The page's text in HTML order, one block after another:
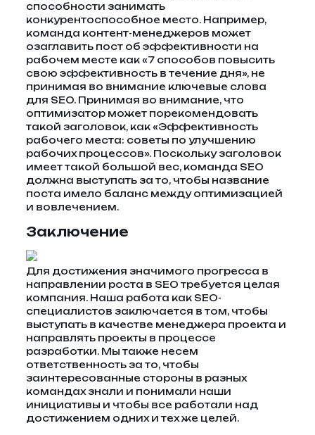
способности занимать
конкурентоспособное место. Например,
команда контент-менеджеров может
озаглавить пост об эффективности на
рабочем месте как «7 способов повысить
свою эффективность в течение дня», не
принимая во внимание ключевые слова
для SEO. Принимая во внимание, что
оптимизатор может порекомендовать
такой заголовок, как «Эффективность
рабочего места: советы по улучшению
рабочих процессов». Поскольку заголовок
имеет такой большой вес, команда SEO
должна выступать за то, чтобы название
поста имело баланс между оптимизацией
и вовлечением.
Заключение
Для достижения значимого прогресса в
направлении роста в SEO требуется целая
компания. Наша работа как SEO-
специалистов заключается в том, чтобы
выступать в качестве менеджера проекта и
направлять проекты в процессе
разработки. Мы также несем
ответственность за то, чтобы
заинтересованные стороны в разных
командах знали и понимали наши
инициативы и чтобы все работали над
достижением одних и тех же целей.